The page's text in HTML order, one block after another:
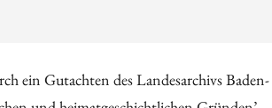
ein Gutachten des Landesarchivs Baden-